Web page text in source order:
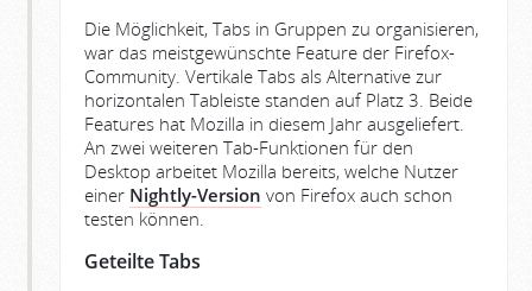
Die Möglichkeit, Tabs in Gruppen zu organisieren,
war das meistgewünschte Feature der Firefox-
Community. Vertikale Tabs als Alternative zur
horizontalen Tableiste standen auf Platz 3. Beide
Features hat Mozilla in diesem Jahr ausgeliefert.
An zwei weiteren Tab-Funktionen für den
Desktop arbeitet Mozilla bereits, welche Nutzer
einer Nightly-Version von Firefox auch schon
testen können.
Geteilte Tabs